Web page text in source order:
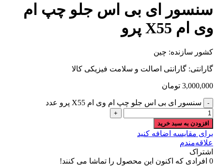
سنسور ای بی اس جلو چپ ام
وی ام X55 پرو
کشور سازنده: چین
گارانتی: گارانتی اصالت و سلامت فیزیکی کالا
3,000,000 تومان
سنسور ای بی اس جلو چپ ام وی ام X55 پرو عدد
افزودن به سبد خرید
برای مقایسه اضافه کنید
علاقه‌مندم
اشتراک
0 افرادی که اکنون این محصول را تماشا می کنند!